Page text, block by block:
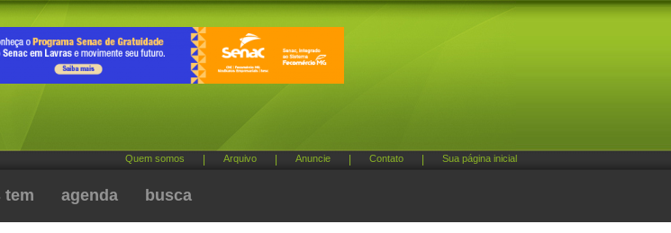
Quem somos Arquivo Anuncie Contato Sua página inicial
tem agenda busca